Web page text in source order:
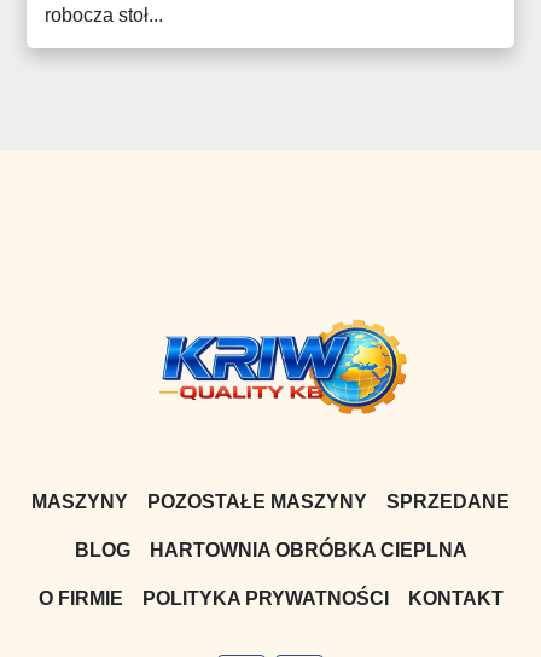
robocza stoł...
MASZYNY POZOSTAŁE MASZYNY SPRZEDANE
BLOG HARTOWNIA OBRÓBKA CIEPLNA
O FIRMIE POLITYKA PRYWATNOŚCI KONTAKT